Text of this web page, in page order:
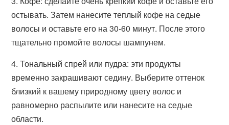
остывать. Затем нанесите теплый кофе на седые
волосы и оставьте его на 30-60 минут. После этого
тщательно промойте волосы шампунем.
4. Тональный спрей или пудра: эти продукты
временно закрашивают седину. Выберите оттенок
близкий к вашему природному цвету волос и
равномерно распылите или нанесите на седые
области.